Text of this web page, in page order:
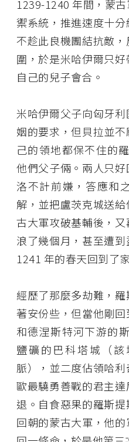
1239-1240 年間，蒙
禦系統，推進速度十
不趁此良機團結抗敵
圍，於是米哈伊爾只
自己的兒子會合。
米哈伊爾父子向匈牙
姻的要求，但貝拉並
己的領地都保不住的
他們父子倆。兩人只
洛不計前嫌，答應和
解，並把盧茨克城送
古大軍攻破基輔後，
浪了幾個月，甚至遭
1241 年的春天回到了
經歷了那麼多劫難，
著安份些，但當他剛
和德涅斯特河下游的
鹽礦的巴科塔城（
脈），並二度佔領哈
歐最驍勇善戰的君主
退。自食惡果的羅斯
回朝的蒙古大軍，他